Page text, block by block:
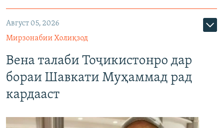
Август 05, 2026
Мирзонабии Холиқзод
Вена талаби Тоҷикистонро дар
бораи Шавкати Муҳаммад рад
кардааст